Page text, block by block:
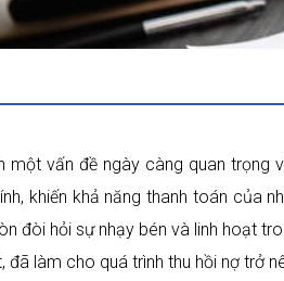
một vấn đề ngày càng quan
khiến khả năng thanh toán của
đòi hỏi sự nhạy bén và linh hoạt
đã làm cho quá trình thu hồi nợ trở